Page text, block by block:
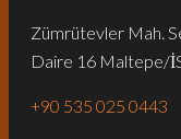
Zümrütevler Mah.
Daire 16 Maltepe/
+90 535 025 0443